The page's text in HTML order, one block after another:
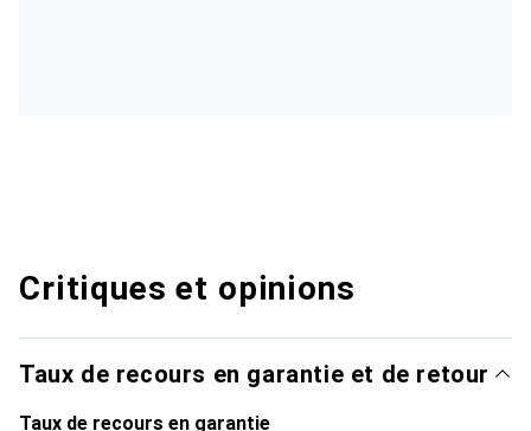
Critiques et opinions
Taux de recours en garantie et de retour
Taux de recours en garantie